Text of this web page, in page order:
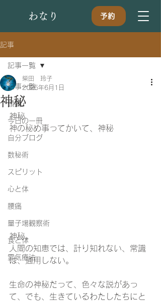
​わなり 予約
記事
記事一覧
頭痛
今日の一冊
自分ブログ
数秘術
スピリット
心と体
腰痛
量子場観察術
食と体
霊気療法
記事一覧
神秘
柴田 玲子
2025年6月1日
神秘
神の秘め事ってかいて、神秘
神秘。
人間の知恵では、計り知れない、常識
は、通用しない。
生命の神秘だって、色々な説があっ
て、でも、生きているわたしたちにと